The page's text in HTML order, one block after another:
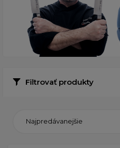
Filtrovať produkty
Najpredávanejšie